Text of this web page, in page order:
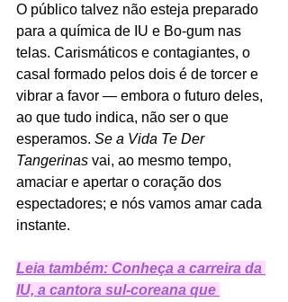
O público talvez não esteja preparado
para a química de IU e Bo-gum nas
telas. Carismáticos e contagiantes, o
casal formado pelos dois é de torcer e
vibrar a favor — embora o futuro deles,
ao que tudo indica, não ser o que
esperamos. Se a Vida Te Der
Tangerinas vai, ao mesmo tempo,
amaciar e apertar o coração dos
espectadores; e nós vamos amar cada
instante.
Leia também: Conheça a carreira da
IU, a cantora sul-coreana que